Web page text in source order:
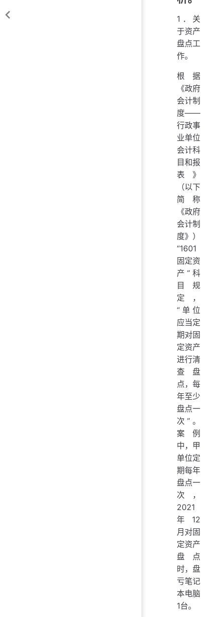
1．关
于资产
盘点工
作。
根据
《政府
会计制
度——
行政事
业单位
会计科
目和报
表》
（以下
简称
《政府
会计制
度》）
“1601
固定资
产”科
目规
定，
“单位
应当定
期对固
定资产
进行清
查盘
点，每
年至少
盘点一
次”。
案例
中，甲
单位定
期每年
盘点一
次，
2021
年12
月对固
定资产
盘点
时，盘
亏笔记
本电脑
1台。